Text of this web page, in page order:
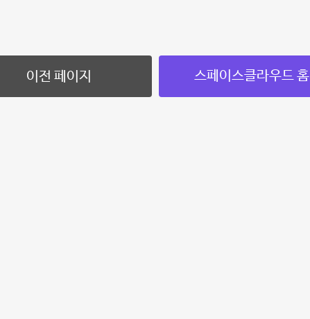
이전 페이지 스페이스클라우드 홈